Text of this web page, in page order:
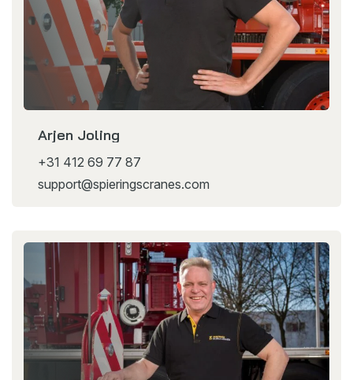
Arjen Joling
+31 412 69 77 87
support@spieringscranes.com